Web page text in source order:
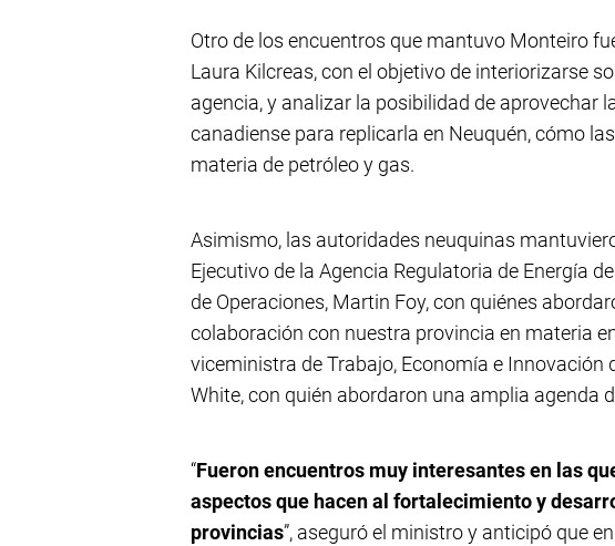
Otro de los encuentros que mantuvo Monteiro
Laura Kilcreas, con el objetivo de interiorizarse
agencia, y analizar la posibilidad de aprovechar
canadiense para replicarla en Neuquén, cómo
materia de petróleo y gas.
Asimismo, las autoridades neuquinas
Ejecutivo de la Agencia Regulatoria de Energía
de Operaciones, Martin Foy, con quiénes
colaboración con nuestra provincia en materia
viceministra de Trabajo, Economía e Innovación
White, con quién abordaron una amplia agenda
“Fueron encuentros muy interesantes en las
aspectos que hacen al fortalecimiento y
provincias”, aseguró el ministro y anticipó que